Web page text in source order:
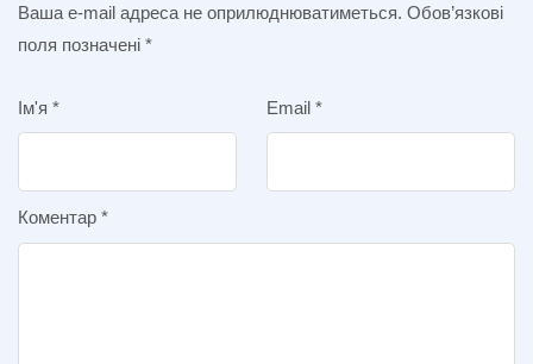
Ваша e-mail адреса не оприлюднюватиметься. Обов’язкові
поля позначені *
Ім'я * Email *
Коментар *